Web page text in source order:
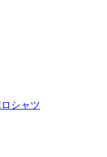
シャツ